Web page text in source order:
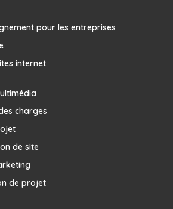
pour les entreprises
internet
charges
de site
de projet